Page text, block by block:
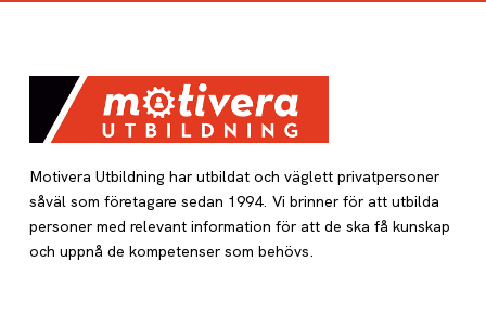
Motivera Utbildning har utbildat och väglett privatpersoner
såväl som företagare sedan 1994. Vi brinner för att utbilda
personer med relevant information för att de ska få kunskap
och uppnå de kompetenser som behövs.